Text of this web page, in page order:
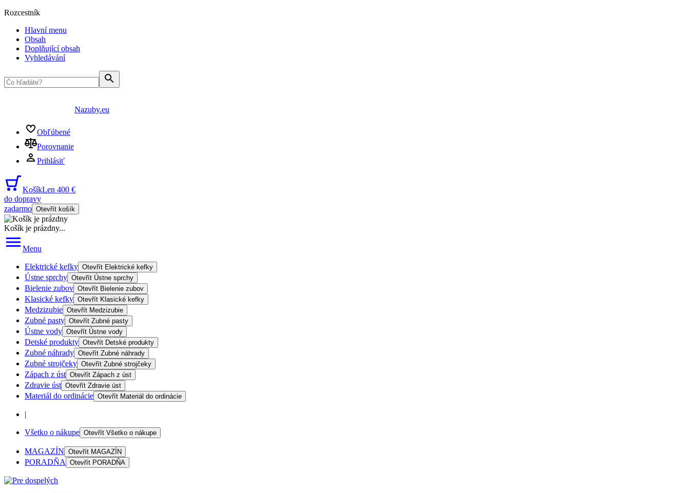
Rozcestník
Hlavní menu
Obsah
Doplňující obsah
Vyhledávání
Nazuby.eu
Obľúbené
Porovnanie
Prihlásiť
KošíkLen 400 €
do dopravy
zadarmo Otevřít košík
Košík je prázdny...
Menu
Elektrické kefky Otevřít Elektrické kefky
Ústne sprchy Otevřít Ústne sprchy
Bielenie zubov Otevřít Bielenie zubov
Klasické kefky Otevřít Klasické kefky
Medzizubie Otevřít Medzizubie
Zubné pasty Otevřít Zubné pasty
Ústne vody Otevřít Ústne vody
Detské produkty Otevřít Detské produkty
Zubné náhrady Otevřít Zubné náhrady
Zubné strojčeky Otevřít Zubné strojčeky
Zápach z úst Otevřít Zápach z úst
Zdravie úst Otevřít Zdravie úst
Materiál do ordinácie Otevřít Materiál do ordinácie
|
Všetko o nákupe Otevřít Všetko o nákupe
MAGAZÍN Otevřít MAGAZÍN
PORADŇA Otevřít PORADŇA